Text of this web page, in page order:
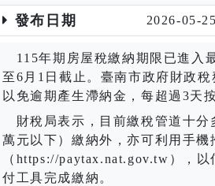
發布日期 2026-05-25
115年期房屋稅繳納期限已進入
至6 月 1 日截止。臺南市政府財政
以免逾期產生滯納金，每超過 3天
財稅局表示，目前繳稅管道十分
萬元以下）繳納外，亦可利用手機
（ https://paytax.nat.gov.tw ），以
付工具完成繳納。